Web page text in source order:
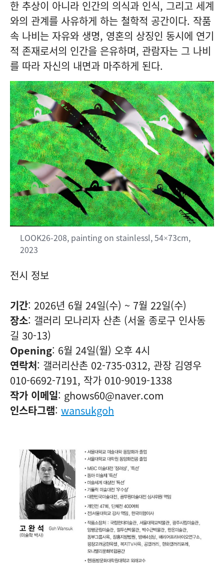
한 추상이 아니라 인간의 의식과 인식, 그리고 세계
와의 관계를 사유하게 하는 철학적 공간이다. 작품
속 나비는 자유와 생명, 영혼의 상징인 동시에 연기
적 존재로서의 인간을 은유하며, 관람자는 그 나비
를 따라 자신의 내면과 마주하게 된다.
LOOK26-208, painting on stainlessl, 54×73cm,
2023
전시 정보
기간: 2026년 6월 24일(수) ~ 7월 22일(수)
장소: 갤러리 모나리자 산촌 (서울 종로구 인사동
길 30-13)
Opening: 6월 24일(월) 오후 4시
연락처: 갤러리산촌 02-735-0312, 관장 김영우
010-6692-7191, 작가 010-9019-1338
작가 이메일: ghows60@naver.com
인스타그램: wansukgoh